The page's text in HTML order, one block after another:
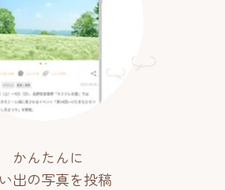
かんたんに
出の写真を投稿